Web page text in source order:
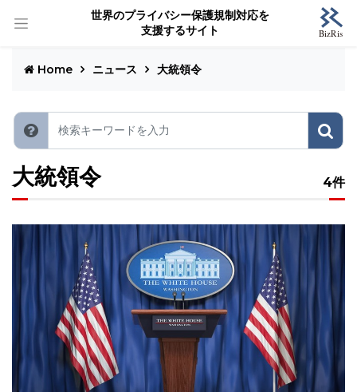
世界のプライバシー保護規制対応を
支援するサイト
Home ニュース 大統領令
大統領令 4件